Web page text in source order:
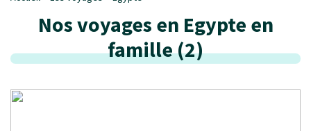
Nos voyages en Egypte en
famille(2)